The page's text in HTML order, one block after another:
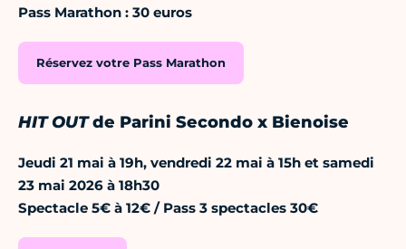
Pass Marathon : 30 euros
Réservez votre Pass Marathon
HIT OUTde Parini Secondo x Bienoise
Jeudi 21 mai à 19h, vendredi 22 mai à 15h et samedi
23 mai 2026 à 18h30
Spectacle 5€ à 12€ / Pass 3 spectacles 30€